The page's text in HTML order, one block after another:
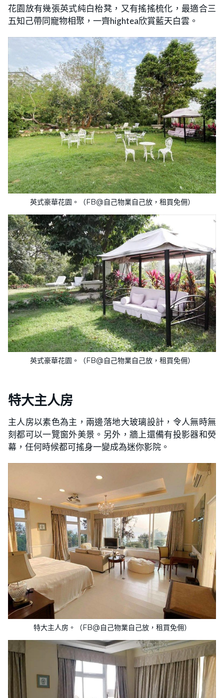
花園放有幾張英式純白枱凳，又有搖搖梳化，最適合三
五知己帶同寵物相聚，一齊hightea欣賞藍天白雲。
英式豪華花園。（FB@自己物業自己放，租買免佣）
英式豪華花園。（FB@自己物業自己放，租買免佣）
特大主人房
主人房以素色為主，兩邊落地大玻璃設計，令人無時無
刻都可以一覽窗外美景。另外，牆上還備有投影器和熒
幕，任何時候都可搖身一變成為迷你影院。
特大主人房。（FB@自己物業自己放，租買免佣）